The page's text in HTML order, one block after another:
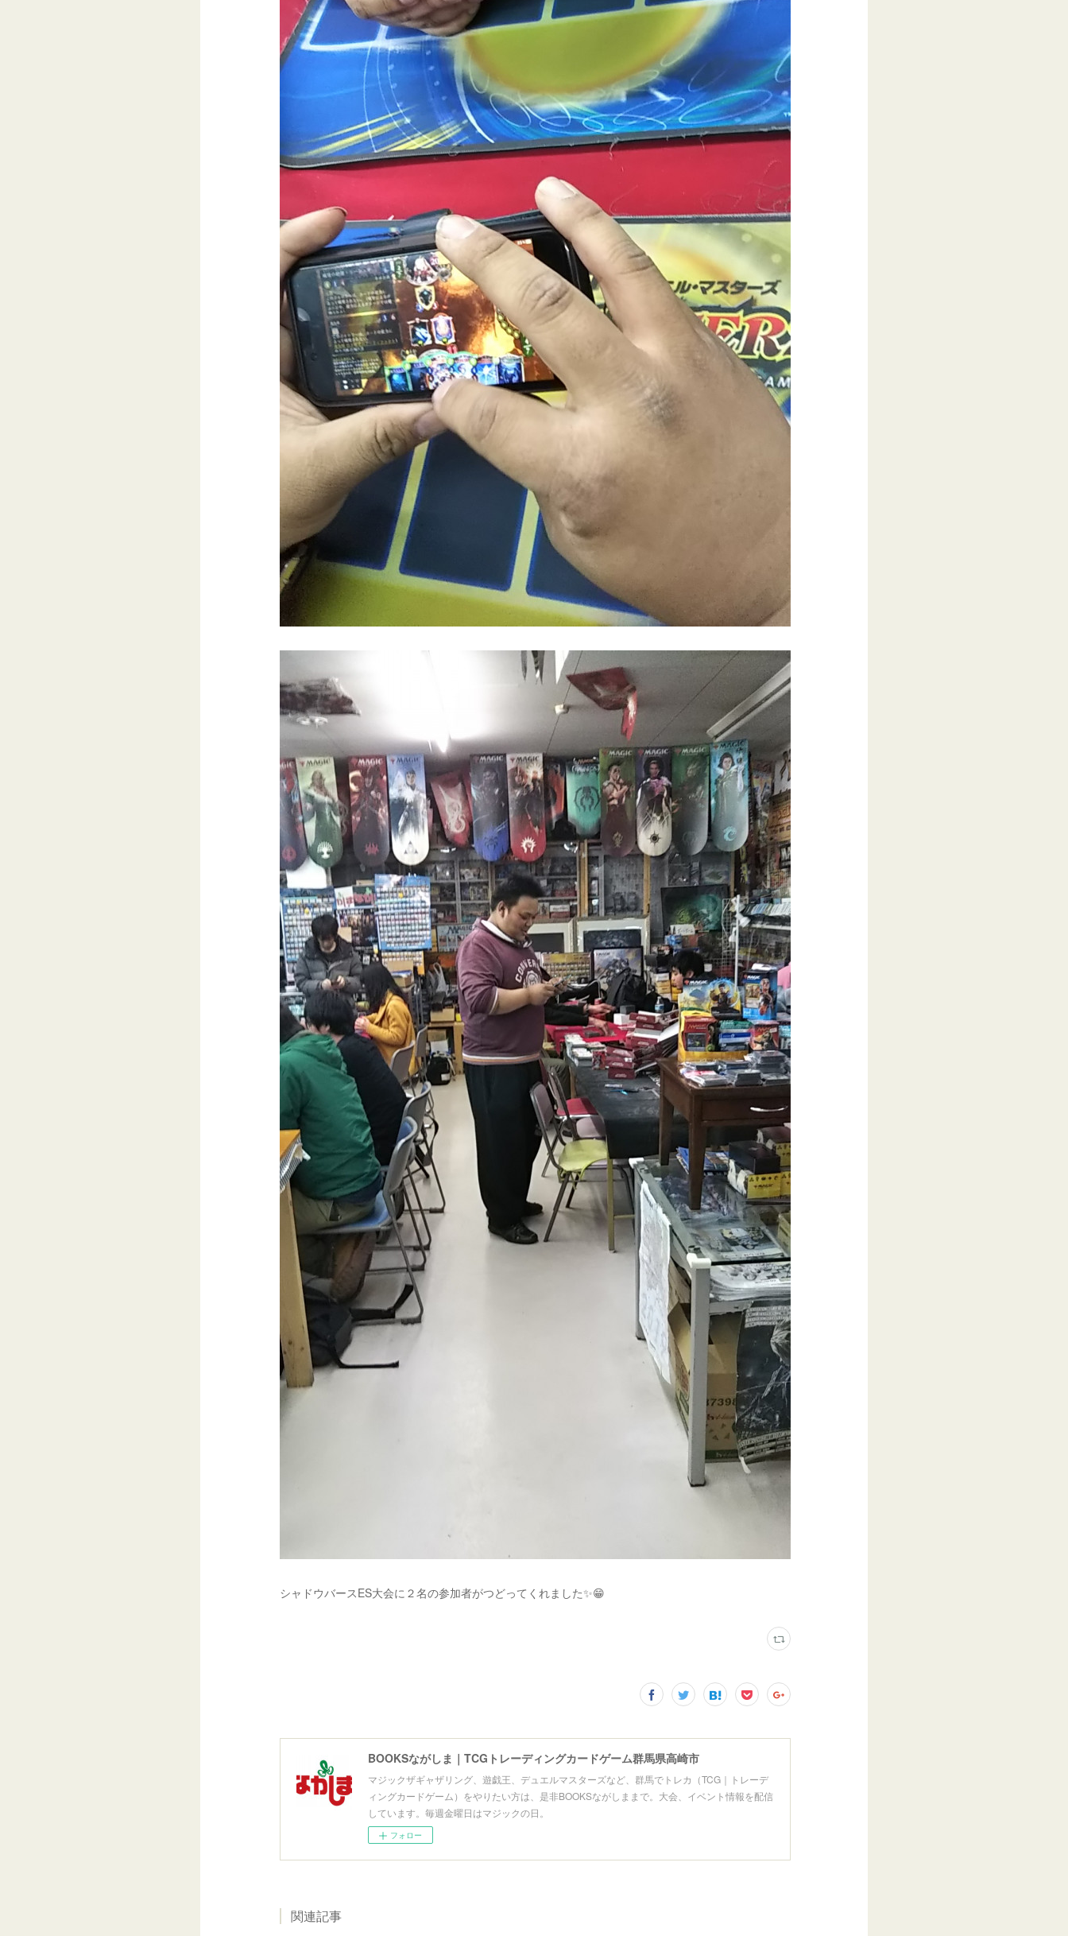
シャドウバースES大会に２名の参加者がつどってくれました✨😁
BOOKSながしま｜TCGトレーディングカードゲーム群馬県高崎市
マジックザギャザリング、遊戯王、デュエルマスターズなど、群馬でトレカ（TCG｜トレーデ
ィングカードゲーム）をやりたい方は、是非BOOKSながしままで。大会、イベント情報を配信
しています。毎週金曜日はマジックの日。
フォロー
関連記事